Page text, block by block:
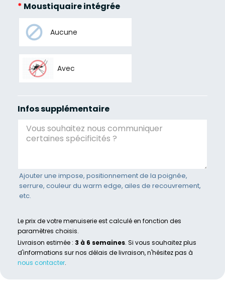
* Moustiquaire intégrée
Aucune
Avec
Infos supplémentaire
Ajouter une impose, positionnement de la poignée,
serrure, couleur du warm edge, ailes de recouvrement,
etc.
Le prix de votre menuiserie est calculé en fonction des
paramètres choisis.
Livraison estimée : 3 à 6 semaines. Si vous souhaitez plus
d'informations sur nos délais de livraison, n'hésitez pas à
nous contacter.